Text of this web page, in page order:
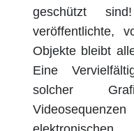
geschützt
veröffentlichte,
Objekte bleibt
Eine
solcher